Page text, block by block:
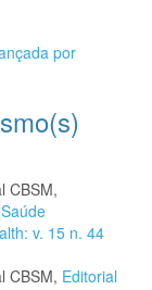
por
CBSM,
v. 15 n. 44
CBSM, Editorial